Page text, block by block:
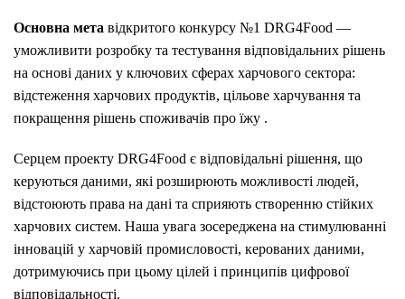
Основна мета відкритого конкурсу №1 DRG4Food —
уможливити розробку та тестування відповідальних рішень
на основі даних у ключових сферах харчового сектора:
відстеження харчових продуктів, цільове харчування та
покращення рішень споживачів про їжу .
Серцем проекту DRG4Food є відповідальні рішення, що
керуються даними, які розширюють можливості людей,
відстоюють права на дані та сприяють створенню стійких
харчових систем. Наша увага зосереджена на стимулюванні
інновацій у харчовій промисловості, керованих даними,
дотримуючись при цьому цілей і принципів цифрової
відповідальності.